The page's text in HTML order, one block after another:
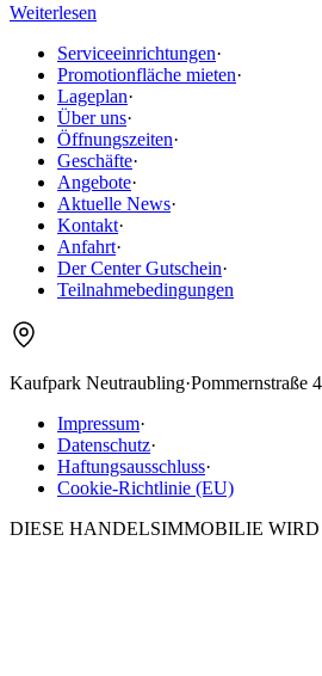
Weiterlesen
Serviceeinrichtungen·
Promotionfläche mieten·
Lageplan·
Über uns·
Öffnungszeiten·
Geschäfte·
Angebote·
Aktuelle News·
Kontakt·
Anfahrt·
Der Center Gutschein·
Teilnahmebedingungen
Kaufpark Neutraubling·Pommernstraße
Impressum·
Datenschutz·
Haftungsausschluss·
Cookie-Richtlinie (EU)
DIESE HANDELSIMMOBILIE